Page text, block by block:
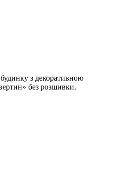
з декоративною
без розшивки.